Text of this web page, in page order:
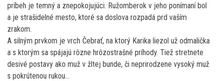
príbeh je temný a znepokojujúci. Ružomberok v jeho ponímaní bol
a je strašidelné mesto, ktoré sa doslova rozpadá prd vaším
zrakom.
A silným prvkom je vrch Čebrať, na ktorý Karika liezol už odmalička
a s ktorým sa spájajú rôzne hrôzostrašné príhody. Tiež stretnete
desivé postavy ako muž v žltej bunde, či neprirodzene vysoký muž
s pokrútenou rukou…